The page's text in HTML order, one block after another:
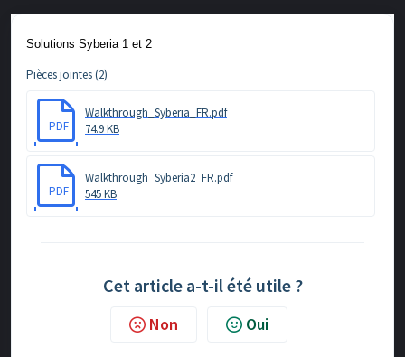
Solutions Syberia 1 et 2
Pièces jointes (2)
PDF
Walkthrough_Syberia_FR.pdf
74.9 KB
PDF
Walkthrough_Syberia2_FR.pdf
545 KB
Cet article a-t-il été utile ?
Non Oui